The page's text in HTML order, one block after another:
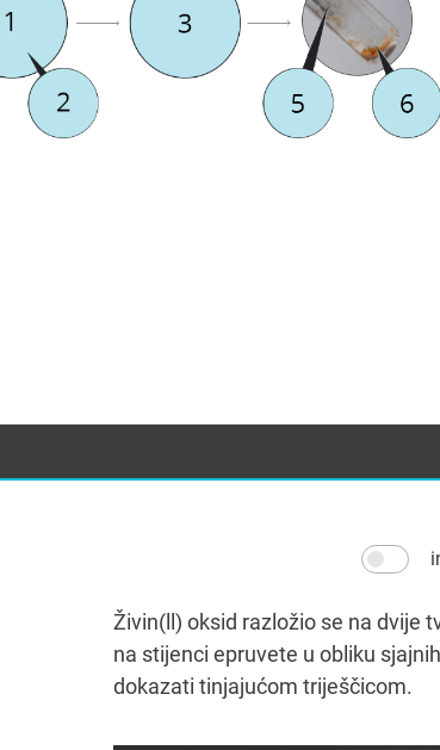
Živin(ll) oksid razložio se na dvije
na stijenci epruvete u obliku
dokazati tinjajućom triješčicom.